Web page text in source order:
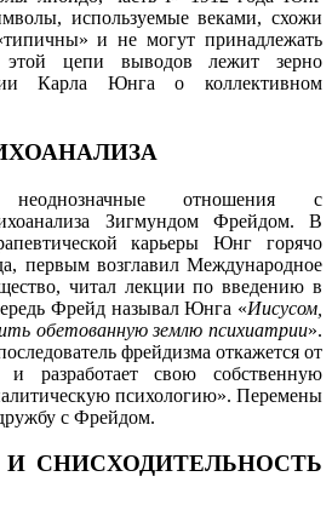
используемые веками, схожи
и не могут принадлежать
цепи выводов лежит зерно
Карла Юнга о коллективном
отношения с
Зигмундом Фрейдом. В
карьеры Юнг горячо
первым возглавил Международное
читал лекции по введению в
Фрейд называл Юнга «Иисусом,
обетованную землю психиатрии».
фрейдизма откажется от
и разработает свою собственную
психологию». Перемены
с Фрейдом.
СНИСХОДИТЕЛЬНОСТЬ